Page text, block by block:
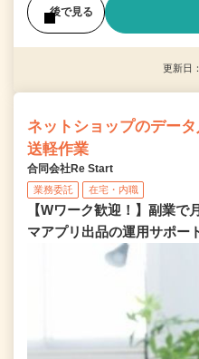
後で見る
更新日
ネットショップのデー
送軽作業
合同会社Re Start
業務委託 在宅・内職
【Wワーク歓迎！】副業で
マアプリ出品の運用サポー